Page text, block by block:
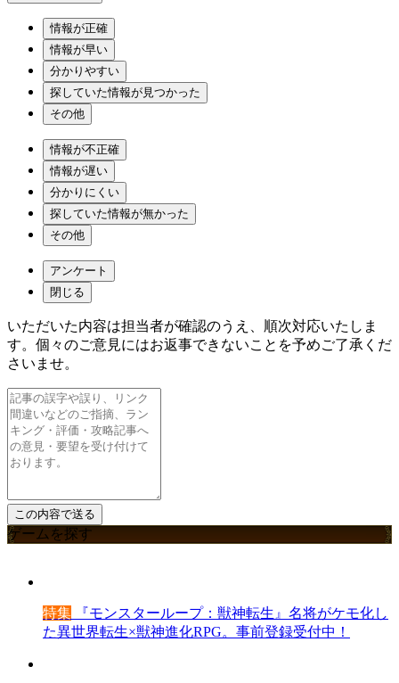
情報が正確
情報が早い
分かりやすい
探していた情報が見つかった
その他
情報が不正確
情報が遅い
分かりにくい
探していた情報が無かった
その他
アンケート
閉じる
いただいた内容は担当者が確認のうえ、順次対応いたしま
す。個々のご意見にはお返事できないことを予めご了承くだ
さいませ。
ゲームを探す
特集 『モンスターループ：獣神転生』名将がケモ化し
た異世界転生×獣神進化RPG。事前登録受付中！